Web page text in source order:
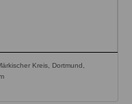
Kreis, Dortmund,